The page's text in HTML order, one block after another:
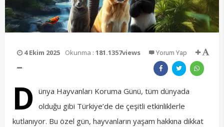
4 Ekim 2025 Okunma :181.1357views Yorum Yap
D ünya Hayvanları Koruma Günü, tüm dünyada
olduğu gibi Türkiye’de de çeşitli etkinliklerle
kutlanıyor. Bu özel gün, hayvanların yaşam hakkına dikkat